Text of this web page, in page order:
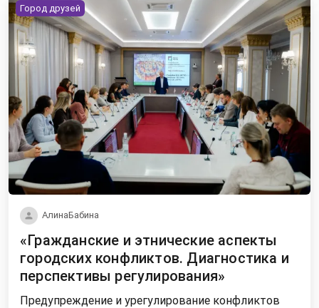
Город друзей
АлинаБабина
«Гражданские и этнические аспекты
городских конфликтов. Диагностика и
перспективы регулирования»
Предупреждение и урегулирование конфликтов